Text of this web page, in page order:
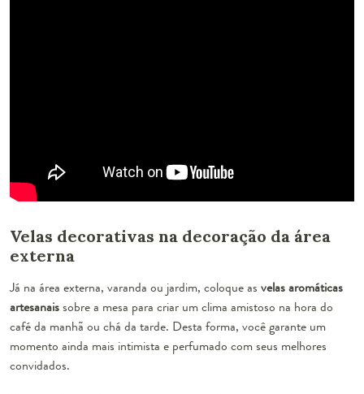
Velas decorativas na decoração da área
externa
Já na área externa, varanda ou jardim, coloque as velas aromáticas
artesanaissobre a mesa para criar um clima amistoso na hora do
café da manhã ou chá da tarde. Desta forma, você garante um
momento ainda mais intimista e perfumado com seus melhores
convidados.